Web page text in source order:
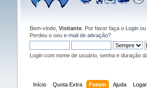
Bem-vindo, Visitante. Por favor faça o Loginou
Perdeu o seu e-mail de ativação?
Login com nome de usuário, senha e duração
Início Quota Extra Forum Ajuda